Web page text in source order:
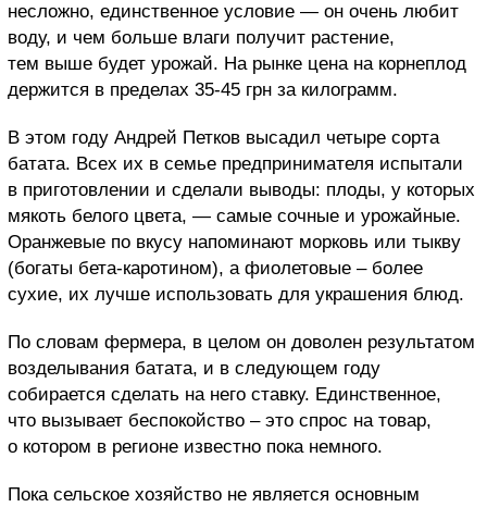
несложно, единственное условие — он очень любит
воду, и чем больше влаги получит растение,
тем выше будет урожай. На рынке цена на корнеплод
держится в пределах 35-45 грн за килограмм.
В этом году Андрей Петков высадил четыре сорта
батата. Всех их в семье предпринимателя испытали
в приготовлении и сделали выводы: плоды, у которых
мякоть белого цвета, — самые сочные и урожайные.
Оранжевые по вкусу напоминают морковь или тыкву
(богаты бета-каротином), а фиолетовые – более
сухие, их лучше использовать для украшения блюд.
По словам фермера, в целом он доволен результатом
возделывания батата, и в следующем году
собирается сделать на него ставку. Единственное,
что вызывает беспокойство – это спрос на товар,
о котором в регионе известно пока немного.
Пока сельское хозяйство не является основным